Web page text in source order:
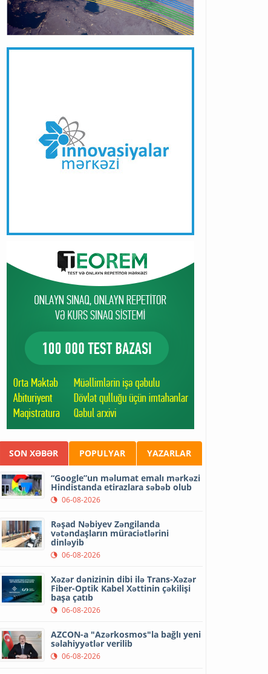
SON XƏBƏR POPULYAR YAZARLAR
“Google”un məlumat emalı mərkəzi
Hindistanda etirazlara səbəb olub
06-08-2026
Rəşad Nəbiyev Zəngilanda
vətəndaşların müraciətlərini
dinləyib
06-08-2026
Xəzər dənizinin dibi ilə Trans-Xəzər
Fiber-Optik Kabel Xəttinin çəkilişi
başa çatıb
06-08-2026
AZCON-a "Azərkosmos"la bağlı yeni
səlahiyyətlər verilib
06-08-2026